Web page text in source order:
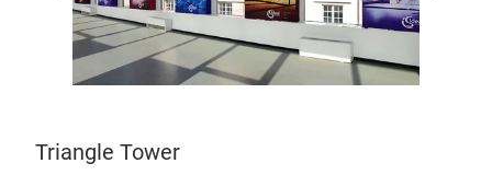
Triangle Tower